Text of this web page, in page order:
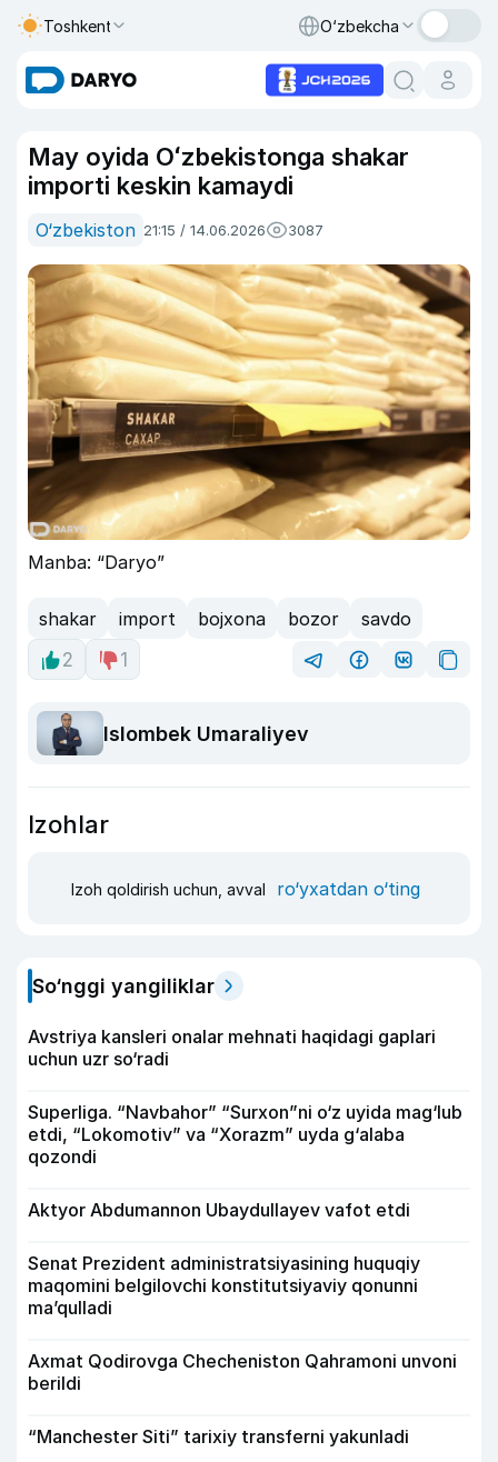
Toshkent O‘zbekcha
May oyida Oʻzbekistonga shakar
importi keskin kamaydi
O‘zbekiston 21:15 / 14.06.2026 3087
Manba: “Daryo”
shakar import bojxona bozor
savdo
2
1
Islombek Umaraliyev
Izohlar
Izoh qoldirish uchun, avval ro‘yxatdan o‘ting
So‘nggi yangiliklar
Avstriya kansleri onalar mehnati haqidagi gaplari
uchun uzr so‘radi
Superliga. “Navbahor” “Surxon”ni o‘z uyida mag‘lub
etdi, “Lokomotiv” va “Xorazm” uyda g‘alaba
qozondi
Aktyor Abdu­mannon Ubaydullayev vafot etdi
Senat Prezident administratsiyasining huquqiy
maqomini belgilovchi konstitutsiyaviy qonunni
ma’qulladi
Axmat Qodirovga Checheniston Qahramoni unvoni
berildi
“Manchester Siti” tarixiy transferni yakunladi